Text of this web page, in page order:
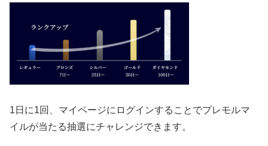
1日に1回、マイページにログインすることでプレモルマ
イルが当たる抽選にチャレンジできます。